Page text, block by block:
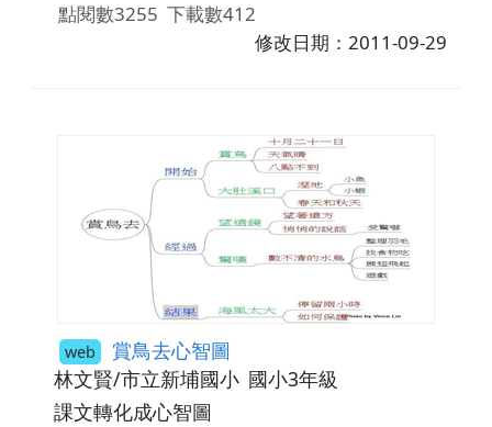
點閱數3255 下載數412
修改日期：2011-09-29
web 賞鳥去心智圖
林文賢/市立新埔國小 國小3年級
課文轉化成心智圖